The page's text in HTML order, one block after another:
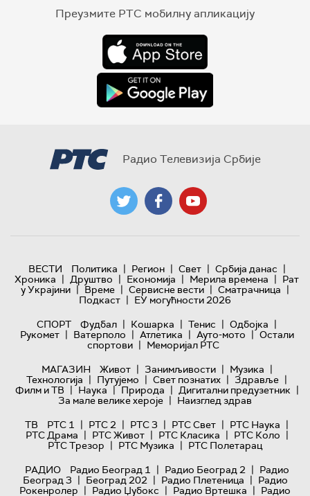
Преузмите РТС мобилну апликацију
Радио Телевизија Србије
ВЕСТИ Политика | Регион | Свет | Србија данас |
Хроника | Друштво | Економија | Мерила времена | Рат
у Украјини | Време | Сервисне вести | Сматрачница |
Подкаст | ЕУ могућности 2026
СПОРТ
Фудбал | Кошарка | Тенис | Одбојка |
Рукомет | Ватерполо | Атлетика | Ауто-мото | Остали
спортови | Меморијал РТС
МАГАЗИН
Живот | Занимљивости | Музика |
Технологијa | Путујемо | Свет познатих | Здравље |
Филм и ТВ | Наука | Природа | Дигитални предузетник |
За мале велике хероје | Наизглед здрав
ТВ
РТС 1 | РТС 2 | РТС 3 | РТС Свет | РТС Наука |
РТС Драма | РТС Живот | РТС Класика | РТС Коло |
РТС Трезор | РТС Музика | РТС Полетарац
РАДИО
Радио Београд 1 | Радио Београд 2 | Радио
Београд 3 | Београд 202 | Радио Плетеница | Радио
Рокенролер | Радио Џубокс | Радио Вртешка | Радио